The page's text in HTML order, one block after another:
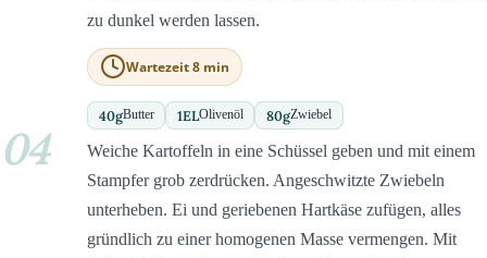
zu dunkel werden lassen.
Wartezeit 8 min
40gButter 1ELOlivenöl 80gZwiebel
04
Weiche Kartoffeln in eine Schüssel geben und mit einem
Stampfer grob zerdrücken. Angeschwitzte Zwiebeln
unterheben. Ei und geriebenen Hartkäse zufügen, alles
gründlich zu einer homogenen Masse vermengen. Mit